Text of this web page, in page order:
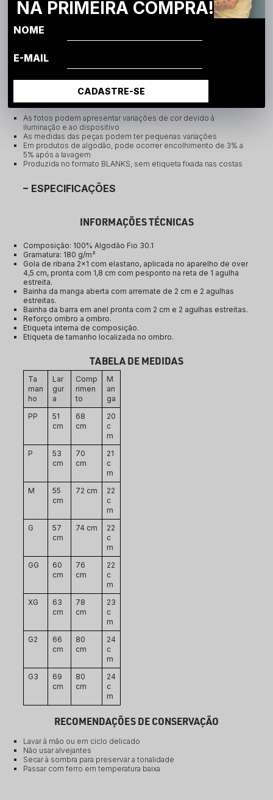
BRV2663
Camiseta Easewear Casual Brunx Ind
A Camiseta Easwear Casual da Brunx Ind. é confeccionada em
malha 100% algodão fio 30.1, proporcionando um toque suave,
ajusta bem ao corpo, e a construção com gola de ribana com
elastano, reforço de ombro a ombro e bainha da manga aberta
com arremate garante a durabilidade da peça.
ATENÇÃO
As fotos podem apresentar variações de cor devido à
iluminação e ao dispositivo
As medidas das peças podem ter pequenas variações
Em produtos de algodão, pode ocorrer encolhimento de 3% a
5% após a lavagem
Produzida no formato BLANKS, sem etiqueta fixada nas costas
ESPECIFICAÇÕES
INFORMAÇÕES TÉCNICAS
Composição: 100% Algodão Fio 30.1
Gramatura: 180 g/m²
Gola de ribana 2x1 com elastano, aplicada no aparelho de over
4,5 cm, pronta com 1,8 cm com pesponto na reta de 1 agulha
estreita.
Bainha da manga aberta com arremate de 2 cm e 2 agulhas
estreitas.
Bainha da barra em anel pronta com 2 cm e 2 agulhas estreitas.
Reforço ombro a ombro.
Etiqueta interna de composição.
Etiqueta de tamanho localizada no ombro.
TABELA DE MEDIDAS
Ta
man
ho
Lar
gur
a
Comp
rimen
to
M
an
ga
PP
51
cm
68
cm
20
c
m
P
53
cm
70
cm
21
c
m
M
55
cm
72 cm
22
c
m
G
57
cm
74 cm
22
c
m
GG
60
cm
76
cm
22
c
m
XG
63
cm
78
cm
23
c
m
G2
66
cm
80
cm
24
c
m
G3
69
cm
80
cm
24
c
m
RECOMENDAÇÕES DE CONSERVAÇÃO
Lavar à mão ou em ciclo delicado
Não usar alvejantes
Secar à sombra para preservar a tonalidade
Passar com ferro em temperatura baixa
NA PRIMEIRA COMPRA!
NOME
E-MAIL
CADASTRE-SE